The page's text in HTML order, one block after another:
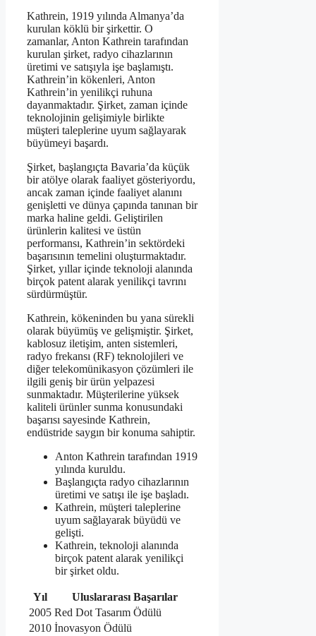
Kathrein, 1919 yılında Almanya’da
kurulan köklü bir şirkettir. O
zamanlar, Anton Kathrein tarafından
kurulan şirket, radyo cihazlarının
üretimi ve satışıyla işe başlamıştı.
Kathrein’in kökenleri, Anton
Kathrein’in yenilikçi ruhuna
dayanmaktadır. Şirket, zaman içinde
teknolojinin gelişimiyle birlikte
müşteri taleplerine uyum sağlayarak
büyümeyi başardı.
Şirket, başlangıçta Bavaria’da küçük
bir atölye olarak faaliyet gösteriyordu,
ancak zaman içinde faaliyet alanını
genişletti ve dünya çapında tanınan bir
marka haline geldi. Geliştirilen
ürünlerin kalitesi ve üstün
performansı, Kathrein’in sektördeki
başarısının temelini oluşturmaktadır.
Şirket, yıllar içinde teknoloji alanında
birçok patent alarak yenilikçi tavrını
sürdürmüştür.
Kathrein, kökeninden bu yana sürekli
olarak büyümüş ve gelişmiştir. Şirket,
kablosuz iletişim, anten sistemleri,
radyo frekansı (RF) teknolojileri ve
diğer telekomünikasyon çözümleri ile
ilgili geniş bir ürün yelpazesi
sunmaktadır. Müşterilerine yüksek
kaliteli ürünler sunma konusundaki
başarısı sayesinde Kathrein,
endüstride saygın bir konuma sahiptir.
Anton Kathrein tarafından 1919
yılında kuruldu.
Başlangıçta radyo cihazlarının
üretimi ve satışı ile işe başladı.
Kathrein, müşteri taleplerine
uyum sağlayarak büyüdü ve
gelişti.
Kathrein, teknoloji alanında
birçok patent alarak yenilikçi
bir şirket oldu.
Yıl
Uluslararası Başarılar
2005 Red Dot Tasarım Ödülü
2010 İnovasyon Ödülü